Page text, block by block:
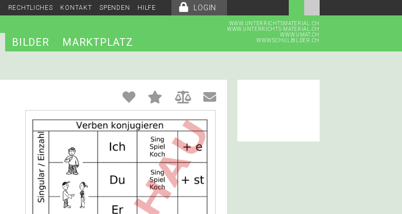
LOGIN
RECHTLICHES KONTAKT SPENDEN HILFE
WWW.UNTERRICHTSMATERIAL.CH
WWW.UNTERRICHTS-MATERIAL.CH
WWW.UMAT.CH
WWW.SCHULBILDER.CH
BILDER MARKTPLATZ